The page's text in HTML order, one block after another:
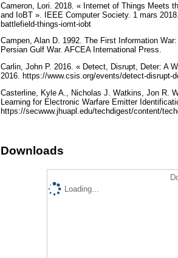
Cameron, Lori. 2018. « Internet of Things Meets
and IoBT ». IEEE Computer Society. 1 mars
battlefield-things-iomt-iobt
Campen, Alan D. 1992. The First Information
Persian Gulf War. AFCEA International Press.
Carlin, John P. 2016. « Detect, Disrupt, Deter: A
2016. https://www.csis.org/events/detect-disrupt-
Casterline, Kyle A., Nicholas J. Watkins, Jon R.
Learning for Electronic Warfare Emitter
https://secwww.jhuapl.edu/techdigest/content/
Downloads
Loading...